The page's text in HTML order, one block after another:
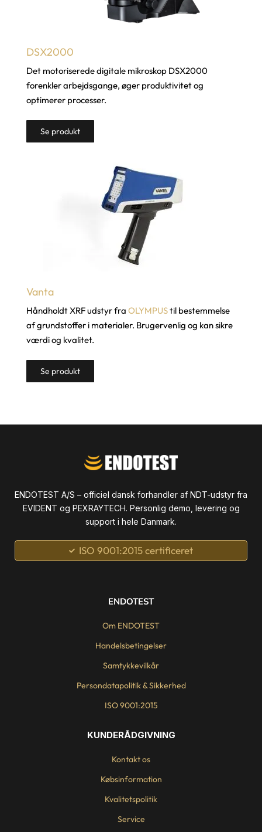
DSX2000
Det motoriserede digitale mikroskop DSX2000
forenkler arbejdsgange, øger produktivitet og
optimerer processer.
Se produkt
Vanta
Håndholdt XRF udstyr fra OLYMPUStil bestemmelse
af grundstoffer i materialer. Brugervenlig og kan sikre
værdi og kvalitet.
Se produkt
ENDOTEST A/S – officiel dansk forhandler af NDT-udstyr fra
EVIDENT og PEXRAYTECH. Personlig demo, levering og
support i hele Danmark.
ISO 9001:2015 certificeret
ENDOTEST
Om ENDOTEST
Handelsbetingelser
Samtykkevilkår
Persondatapolitik & Sikkerhed
ISO 9001:2015
KUNDERÅDGIVNING
Kontakt os
Købsinformation
Kvalitetspolitik
Service